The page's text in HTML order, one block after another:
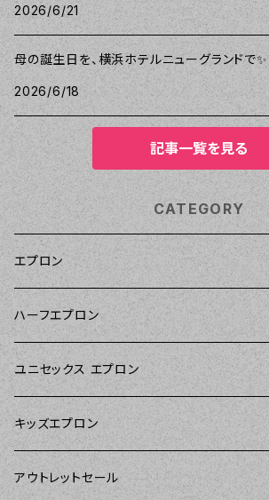
2026/6/21
母の誕生日を、横浜ホテルニューグランドで✨
2026/6/18
記事一覧を見る
CATEGORY
エプロン
Kitsch'n Glam（キッチングラム）
Sierra Rose（シエラローズ）
Tarantinalovers（タランティーナ ラバーズ）
The Sunday Girl（ザサンデーガール）
ハーフエプロン
Sierra Rose（シエラローズ）
ユニセックス エプロン
DII（ディーアイアイ）
Sierra Rose（シエラローズ）
キッズエプロン
Sierra Rose（シエラローズ）
アウトレットセール